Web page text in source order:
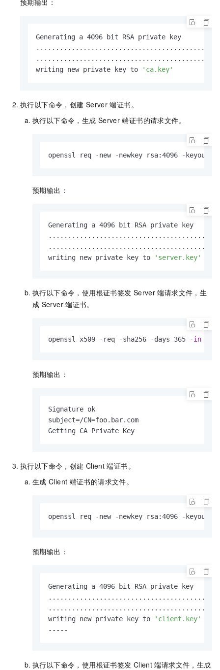
Generating a 4096 bit RSA private key
writing new private key to
'ca.key'
执行以下命令，创建 Server 端证书。
执行以下命令，生成 Server 端证书的请求文件。
openssl req -new -newkey rsa:4096 -
预期输出：
Generating a 4096 bit RSA private key
writing new private key to
'server.key'
执行以下命令，使用根证书签发 Server 端请求文件，生
成 Server 端证书。
openssl x509 -req -sha256 -days 365 -in
预期输出：
Signature ok
subject=/CN=foo.bar.com
Getting CA Private Key
执行以下命令，创建 Client 端证书。
生成 Client 端证书的请求文件。
openssl req -new -newkey rsa:4096 -
预期输出：
Generating a 4096 bit RSA private key
writing new private key to
'client.key'
-----
执行以下命令，使用根证书签发 Client 端请求文件，生成